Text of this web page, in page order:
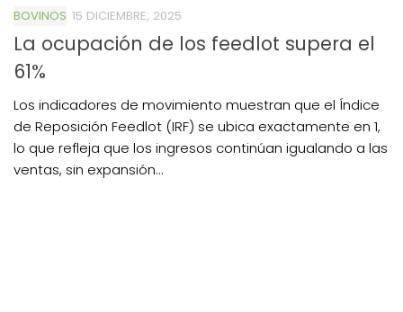
BOVINOS 15 DICIEMBRE, 2025
La ocupación de los feedlot supera el
61%
Los indicadores de movimiento muestran que el Índice
de Reposición Feedlot (IRF) se ubica exactamente en 1,
lo que refleja que los ingresos continúan igualando a las
ventas, sin expansión...